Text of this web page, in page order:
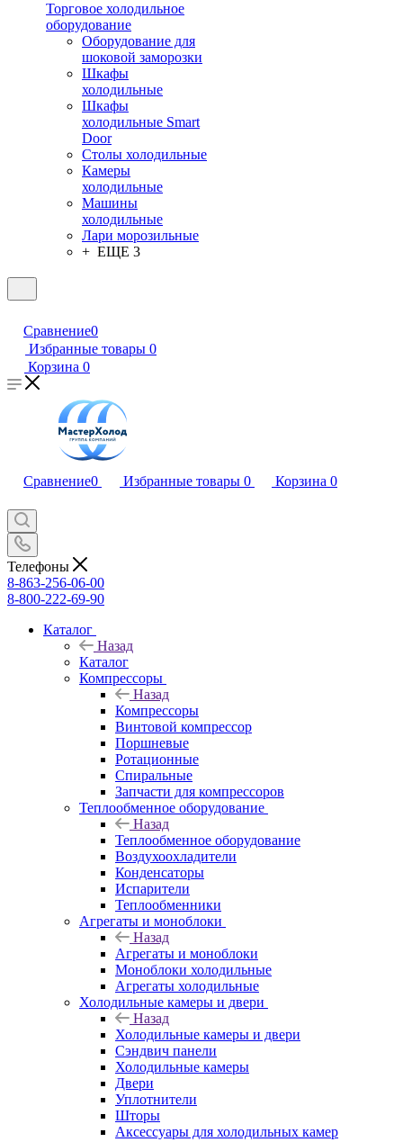
Торговое холодильное
оборудование
Оборудование для
шоковой заморозки
Шкафы
холодильные
Шкафы
холодильные Smart
Door
Столы холодильные
Камеры
холодильные
Машины
холодильные
Лари морозильные
+ ЕЩЕ 3
Сравнение0
Избранные товары 0
Корзина 0
Сравнение0 Избранные товары 0 Корзина 0
Телефоны
8-863-256-06-00
8-800-222-69-90
Каталог
Назад
Каталог
Компрессоры
Назад
Компрессоры
Винтовой компрессор
Поршневые
Ротационные
Спиральные
Запчасти для компрессоров
Теплообменное оборудование
Назад
Теплообменное оборудование
Воздухоохладители
Конденсаторы
Испарители
Теплообменники
Агрегаты и моноблоки
Назад
Агрегаты и моноблоки
Моноблоки холодильные
Агрегаты холодильные
Холодильные камеры и двери
Назад
Холодильные камеры и двери
Сэндвич панели
Холодильные камеры
Двери
Уплотнители
Шторы
Аксессуары для холодильных камер